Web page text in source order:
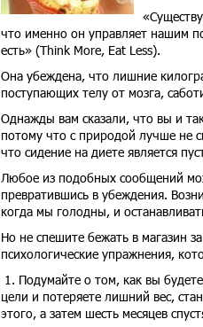
что именно он управляет нашим
есть» (Think More, Eat Less).
Она убеждена, что лишние
поступающих телу от мозга,
Однажды вам сказали, что вы и
потому что с природой лучше не
что сидение на диете является
Любое из подобных сообщений
превратившись в убеждения.
когда мы голодны, и
Но не спешите бежать в магазин
психологические упражнения,
1. Подумайте о том, как вы
цели и потеряете лишний вес,
этого, а затем шесть месяцев